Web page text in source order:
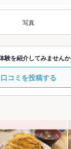
写真
験を紹介してみませんか
口コミを投稿する